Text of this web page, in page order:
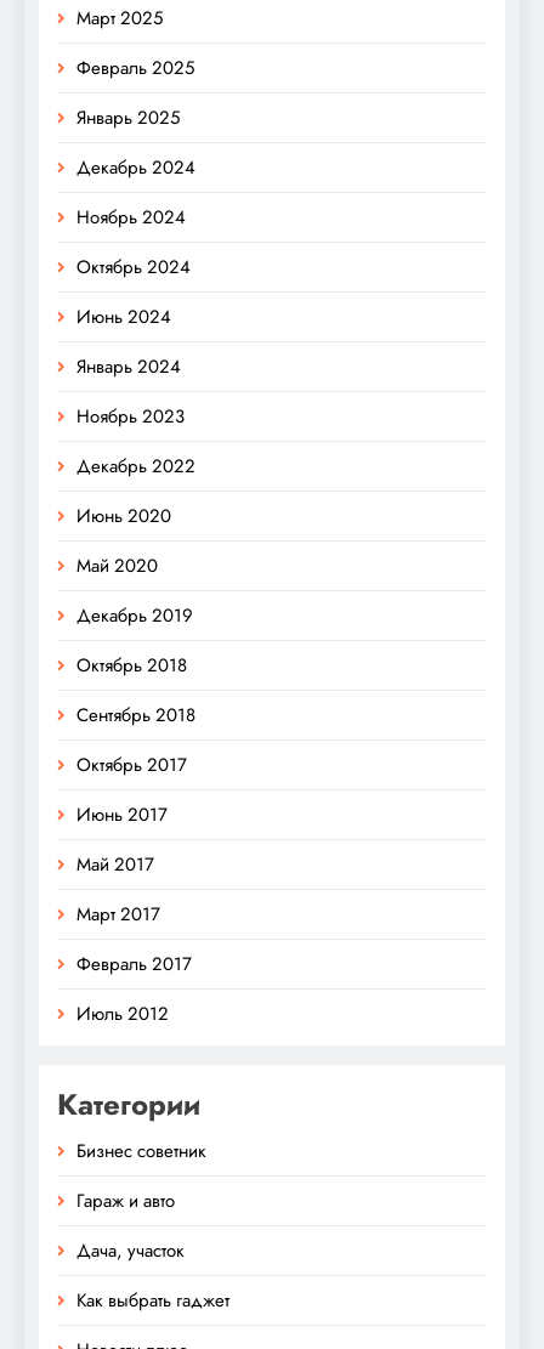
Март 2025
Февраль 2025
Январь 2025
Декабрь 2024
Ноябрь 2024
Октябрь 2024
Июнь 2024
Январь 2024
Ноябрь 2023
Декабрь 2022
Июнь 2020
Май 2020
Декабрь 2019
Октябрь 2018
Сентябрь 2018
Октябрь 2017
Июнь 2017
Май 2017
Март 2017
Февраль 2017
Июль 2012
Категории
Бизнес советник
Гараж и авто
Дача, участок
Как выбрать гаджет